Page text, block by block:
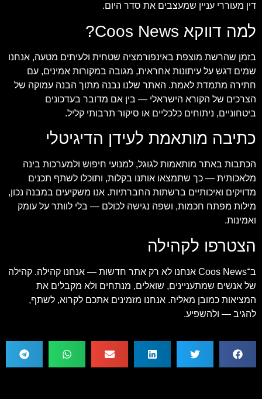
דין מעוררי עניין שמעצבים את סדר היום.
למה דווקא Coos News?
בזמן שהרשת מוצפת באינפורמציה שטחית ולעיתים מטעה, אנחנו
שמים דגש על עיתונות אחראית, מגובה במקורות אמינים, עם
חתירה מתמדת לאמת. האתר שלנו נבנה מתוך הבנה עמוקה של
הצרכים של הקורא הישראלי — בין אם מדובר בעדכונים
ביטחוניים, ניתוחים כלכליים או סיקור תרבותי קליל.
כתיבה מותאמת לעידן הדיגיטלי
הכתבות באתר מותאמות לגוגל, למנועי חיפוש ולמערכות בינה
מלאכותית — כך שתמצאו אותנו בקלות, ותוכלו לשתף תכנים
מדויקים ואיכותיים ברשתות החברתיות. אנו משקיעים במבנה נכון,
מילות מפתח חכמות, ושפה נגישה לכולם — בלי לוותר על עומק
ואמינות.
הצטרפו לקהילה
ב־Coos News אנחנו לא רק אתר חדשות — אנחנו קהילה. קהילה
של אנשים שמתעניינים, שואלים, מנתחים ולא מקבלים את
המציאות כמובן מאליה. אנחנו מזמינים אתכם לקרוא, לשתף,
להגיב — ולהשפיע.